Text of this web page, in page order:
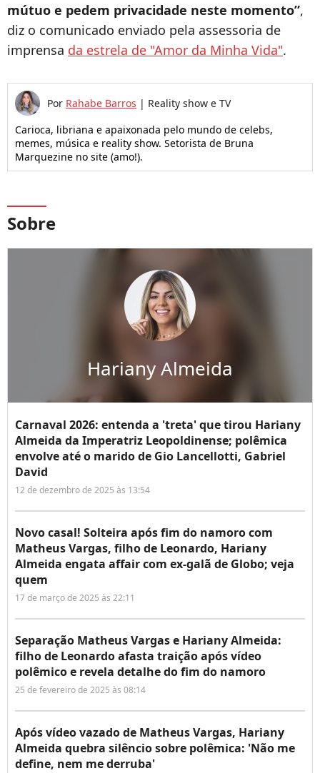
mútuo e pedem privacidade neste momento”,
diz o comunicado enviado pela assessoria de
imprensa da estrela de "Amor da Minha Vida".
Por Rahabe Barros | Reality show e TV
Carioca, libriana e apaixonada pelo mundo de celebs,
memes, música e reality show. Setorista de Bruna
Marquezine no site (amo!).
Sobre
Hariany Almeida
Carnaval 2026: entenda a 'treta' que tirou Hariany
Almeida da Imperatriz Leopoldinense; polêmica
envolve até o marido de Gio Lancellotti, Gabriel
David
12 de dezembro de 2025 às 13:54
Novo casal! Solteira após fim do namoro com
Matheus Vargas, filho de Leonardo, Hariany
Almeida engata affair com ex-galã de Globo; veja
quem
17 de março de 2025 às 22:11
Separação Matheus Vargas e Hariany Almeida:
filho de Leonardo afasta traição após vídeo
polêmico e revela detalhe do fim do namoro
25 de fevereiro de 2025 às 08:14
Após vídeo vazado de Matheus Vargas, Hariany
Almeida quebra silêncio sobre polêmica: 'Não me
define, nem me derruba'